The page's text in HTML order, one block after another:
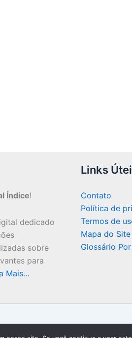
Índice!
dedicado
sobre
para
Mais…
Links
Contato
Política de
Termos de
Mapa do Site
Glossário